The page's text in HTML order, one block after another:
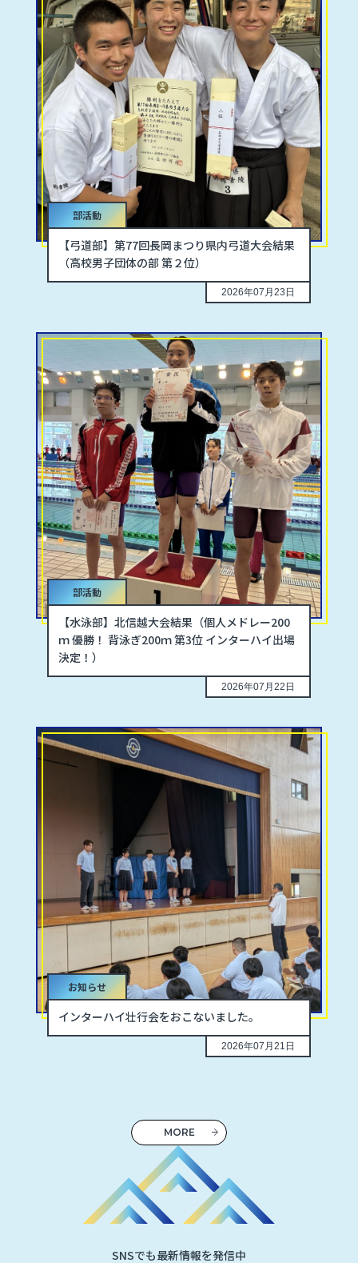
部活動
【弓道部】第77回長岡まつり県内弓道大会結果
（高校男子団体の部 第２位）
2026年07月23日
部活動
【水泳部】北信越大会結果（個人メドレー200
ｍ 優勝！ 背泳ぎ200ｍ 第3位 インターハイ出場
決定！）
2026年07月22日
お知らせ
インターハイ壮行会をおこないました。
2026年07月21日
MORE
SNSでも最新情報を発信中